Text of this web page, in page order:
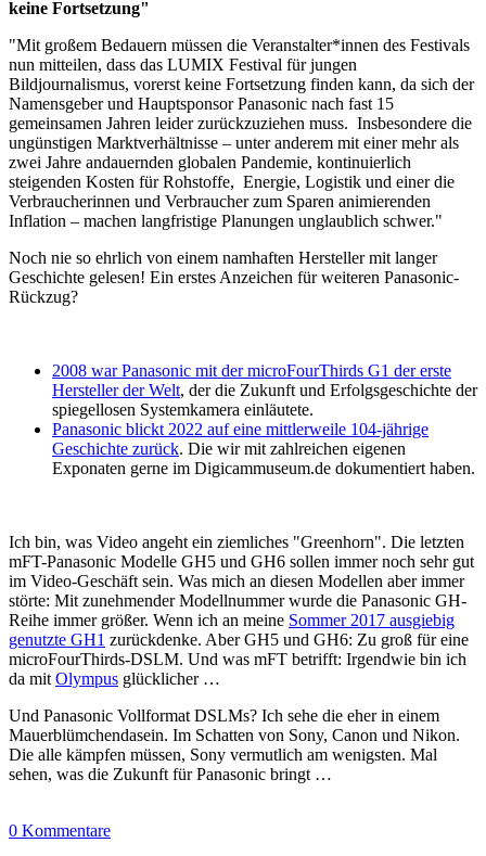
keine Fortsetzung"
"Mit großem Bedauern müssen die Veranstalter*innen des Festivals
nun mitteilen, dass das LUMIX Festival für jungen
Bildjournalismus, vorerst keine Fortsetzung finden kann, da sich der
Namensgeber und Hauptsponsor Panasonic nach fast 15
gemeinsamen Jahren leider zurückzuziehen muss. Insbesondere die
ungünstigen Marktverhältnisse – unter anderem mit einer mehr als
zwei Jahre andauernden globalen Pandemie, kontinuierlich
steigenden Kosten für Rohstoffe, Energie, Logistik und einer die
Verbraucherinnen und Verbraucher zum Sparen animierenden
Inflation – machen langfristige Planungen unglaublich schwer."
Noch nie so ehrlich von einem namhaften Hersteller mit langer
Geschichte gelesen! Ein erstes Anzeichen für weiteren Panasonic-
Rückzug?
2008 war Panasonic mit der microFourThirds G1 der erste
Hersteller der Welt, der die Zukunft und Erfolgsgeschichte der
spiegellosen Systemkamera einläutete.
Panasonic blickt 2022 auf eine mittlerweile 104-jährige
Geschichte zurück. Die wir mit zahlreichen eigenen
Exponaten gerne im Digicammuseum.de dokumentiert haben.
Ich bin, was Video angeht ein ziemliches "Greenhorn". Die letzten
mFT-Panasonic Modelle GH5 und GH6 sollen immer noch sehr gut
im Video-Geschäft sein. Was mich an diesen Modellen aber immer
störte: Mit zunehmender Modellnummer wurde die Panasonic GH-
Reihe immer größer. Wenn ich an meine Sommer 2017 ausgiebig
genutzte GH1 zurückdenke. Aber GH5 und GH6: Zu groß für eine
microFourThirds-DSLM. Und was mFT betrifft: Irgendwie bin ich
da mit Olympus glücklicher …
Und Panasonic Vollformat DSLMs? Ich sehe die eher in einem
Mauerblümchendasein. Im Schatten von Sony, Canon und Nikon.
Die alle kämpfen müssen, Sony vermutlich am wenigsten. Mal
sehen, was die Zukunft für Panasonic bringt …
0 Kommentare